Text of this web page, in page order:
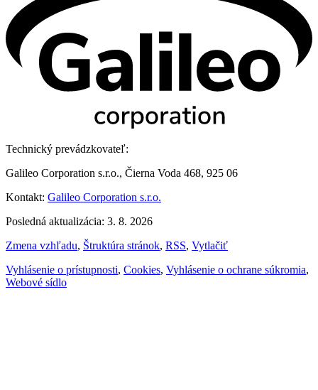
Technický prevádzkovateľ:
Galileo Corporation s.r.o., Čierna Voda 468, 925 06
Kontakt: Galileo Corporation s.r.o.
Posledná aktualizácia: 3. 8. 2026
Zmena vzhľadu, Štruktúra stránok, RSS, Vytlačiť
Vyhlásenie o prístupnosti, Cookies, Vyhlásenie o ochrane súkromia,
Webové sídlo